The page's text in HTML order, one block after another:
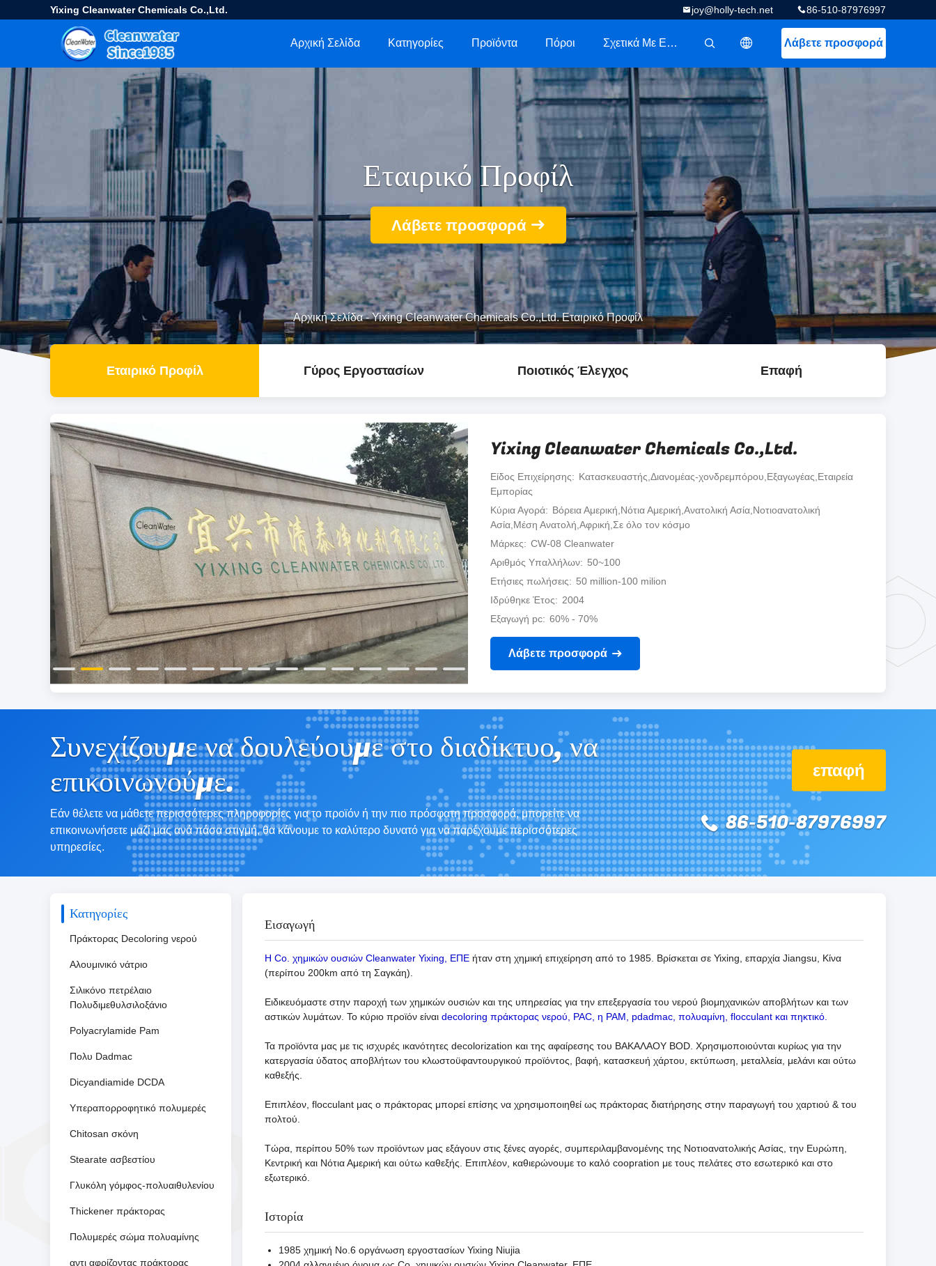
Yixing Cleanwater Chemicals Co.,Ltd. 86-510-87976997
joy@holly-tech.net
Λάβετε προσφορά
描述
Αρχική Σελίδα Κατηγορίες Προϊόντα Πόροι Σχετικά Με Εμάς
Εταιρικό Προφίλ
Λάβετε προσφορά
Αρχική Σελίδα-Yixing Cleanwater Chemicals Co.,Ltd. Εταιρικό Προφίλ
Εταιρικό Προφίλ Γύρος Εργοστασίων Ποιοτικός Έλεγχος Επαφή
Yixing Cleanwater Chemicals Co.,Ltd.
Είδος Επιχείρησης
Κατασκευαστής,Διανομέας-χονδρεμπόρου,Εξαγωγέας,Εταιρεία
Εμπορίας
Κύρια Αγορά
Βόρεια Αμερική,Νότια Αμερική,Ανατολική Ασία,Νοτιοανατολική
Ασία,Μέση Ανατολή,Αφρική,Σε όλο τον κόσμο
Μάρκες
CW-08 Cleanwater
Αριθμός Υπαλλήλων
50~100
Ετήσιες πωλήσεις
50 million-100 milion
Ιδρύθηκε Έτος
2004
Εξαγωγή pc
60% - 70%
Λάβετε προσφορά
Συνεχίζουμε να δουλεύουμε στο διαδίκτυο, να
επικοινωνούμε.
Εάν θέλετε να μάθετε περισσότερες πληροφορίες για το προϊόν ή την πιο πρόσφατη προσφορά, μπορείτε να
επικοινωνήσετε μαζί μας ανά πάσα στιγμή, θα κάνουμε το καλύτερο δυνατό για να παρέχουμε περισσότερες
υπηρεσίες.
επαφή
86-510-87976997
Κατηγορίες
Πράκτορας Decoloring νερού
Αλουμινικό νάτριο
Σιλικόνο πετρέλαιο
Πολυδιμεθυλσιλοξάνιο
Polyacrylamide Pam
Πολυ Dadmac
Dicyandiamide DCDA
Υπεραπορροφητικό πολυμερές
Chitosan σκόνη
Stearate ασβεστίου
Γλυκόλη γόμφος-πολυαιθυλενίου
Thickener πράκτορας
Πολυμερές σώμα πολυαμίνης
αντι αφρίζοντας πράκτορας
Εισαγωγή
Η Co. χημικών ουσιών Cleanwater Yixing, ΕΠΕ ήταν στη χημική επιχείρηση από το 1985. Βρίσκεται σε Yixing, επαρχία Jiangsu, Κίνα
(περίπου 200km από τη Σαγκάη).
Ειδικευόμαστε στην παροχή των χημικών ουσιών και της υπηρεσίας για την επεξεργασία του νερού βιομηχανικών αποβλήτων και των
αστικών λυμάτων. Το κύριο προϊόν είναι decoloring πράκτορας νερού, PAC, η PAM, pdadmac, πολυαμίνη, flocculant και πηκτικό.
Τα προϊόντα μας με τις ισχυρές ικανότητες decolorization και της αφαίρεσης του ΒΑΚΑΛΑΟΥ BOD. Χρησιμοποιούνται κυρίως για την
κατεργασία ύδατος αποβλήτων του κλωστοϋφαντουργικού προϊόντος, βαφή, κατασκευή χάρτου, εκτύπωση, μεταλλεία, μελάνι και ούτω
καθεξής.
Επιπλέον, flocculant μας ο πράκτορας μπορεί επίσης να χρησιμοποιηθεί ως πράκτορας διατήρησης στην παραγωγή του χαρτιού & του
πολτού.
Τώρα, περίπου 50% των προϊόντων μας εξάγουν στις ξένες αγορές, συμπεριλαμβανομένης της Νοτιοανατολικής Ασίας, την Ευρώπη,
Κεντρική και Νότια Αμερική και ούτω καθεξής. Επιπλέον, καθιερώνουμε το καλό coopration με τους πελάτες στο εσωτερικό και στο
εξωτερικό.
Ιστορία
1985 χημική No.6 οργάνωση εργοστασίων Yixing Niujia